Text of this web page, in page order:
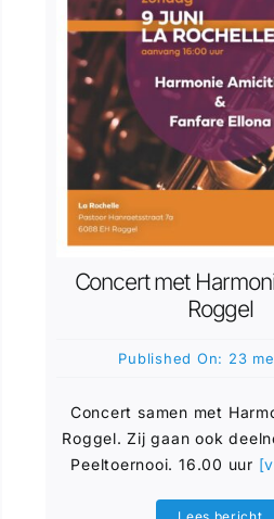
Concert met
Roggel
Published On: 23
Concert samen met
Roggel. Zij gaan ook
Peeltoernooi. 16.00 uur